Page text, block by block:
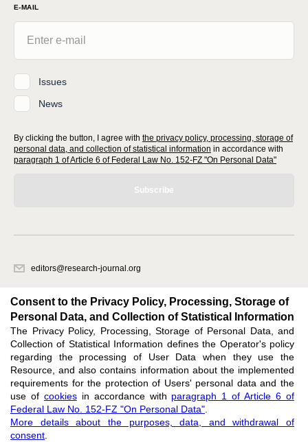
E-MAIL
Issues
News
By clicking the button, I agree with the privacy policy, processing, storage of
personal data, and collection of statistical information in accordance with
paragraph 1 of Article 6 of Federal Law No. 152-FZ "On Personal Data"
Subscribe
editors@research-journal.org
office 1
Feedback
Support: editors@research-journal.org
ISSN 2227-6017 (ONLINE),ISSN 2303-9868 (PRINT),DOI: 10.60797/IRJ.2227-6017,
ЭЛ № ФС 77 - 80772
Consent to the Privacy Policy, Processing, Storage of
Personal Data, and Collection of Statistical Information
The Privacy Policy, Processing, Storage of Personal Data, and
Collection of Statistical Information defines the Operator's policy
regarding the processing of User Data when they use the
Resource, and also contains information about the implemented
requirements for the protection of Users' personal data and the
use of cookiesin accordance with paragraph 1 of Article 6 of
Federal Law No. 152-FZ "On Personal Data"
More details about the purposes, data, and withdrawal of
consent